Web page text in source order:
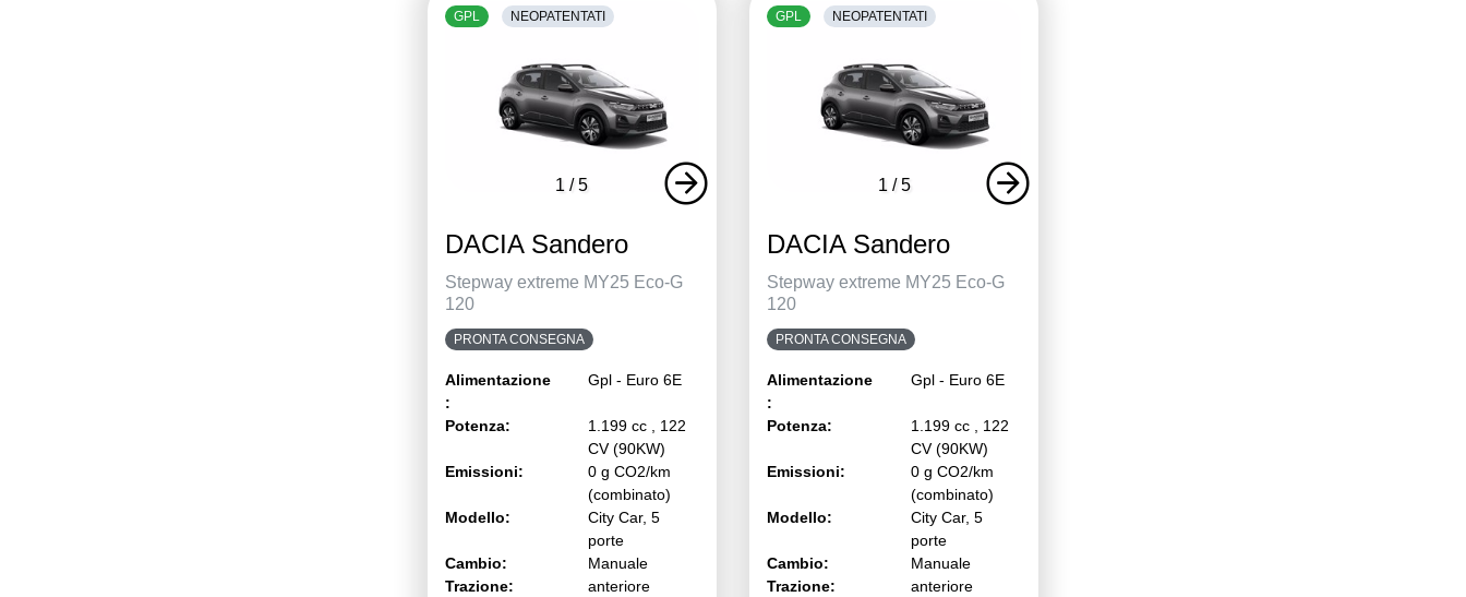
1 /5
GPL NEOPATENTATI
DACIA Sandero
Stepway extreme MY25 Eco-G
120
PRONTA CONSEGNA
Alimentazione
:
Gpl - Euro 6E
Potenza:
1.199 cc , 122
CV (90KW)
Emissioni:
0 g CO2/km
(combinato)
Modello:
City Car, 5
porte
Cambio:
Manuale
Trazione:
anteriore
1 /5
GPL NEOPATENTATI
DACIA Sandero
Stepway extreme MY25 Eco-G
120
PRONTA CONSEGNA
Alimentazione
:
Gpl - Euro 6E
Potenza:
1.199 cc , 122
CV (90KW)
Emissioni:
0 g CO2/km
(combinato)
Modello:
City Car, 5
porte
Cambio:
Manuale
Trazione:
anteriore